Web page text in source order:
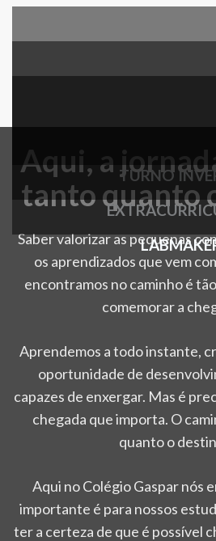
TURNO
Aqui, a
tanto quanto
Saber valorizar as pequenas
os aprendizados que vem
encontramos no caminho é
comemorar a
Aprendemos a todo instante,
oportunidade de
capazes de enxergar. Mas é
chegada que importa. O
quanto o
Aqui no Colégio Gaspar nós
importante é para nossos
ter a certeza de que é possível